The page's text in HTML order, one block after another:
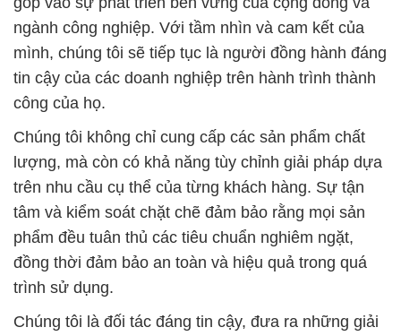
ngành công nghiệp. Với tầm nhìn và cam kết của
mình, chúng tôi sẽ tiếp tục là người đồng hành đáng
tin cậy của các doanh nghiệp trên hành trình thành
công của họ.
Chúng tôi không chỉ cung cấp các sản phẩm chất
lượng, mà còn có khả năng tùy chỉnh giải pháp dựa
trên nhu cầu cụ thể của từng khách hàng. Sự tận
tâm và kiểm soát chặt chẽ đảm bảo rằng mọi sản
phẩm đều tuân thủ các tiêu chuẩn nghiêm ngặt,
đồng thời đảm bảo an toàn và hiệu quả trong quá
trình sử dụng.
Chúng tôi là đối tác đáng tin cậy, đưa ra những giải